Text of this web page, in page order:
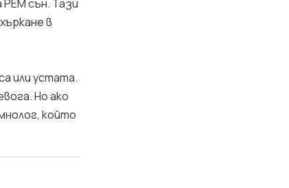
РЕМ сън. Тази
в
или устата.
Но ако
който